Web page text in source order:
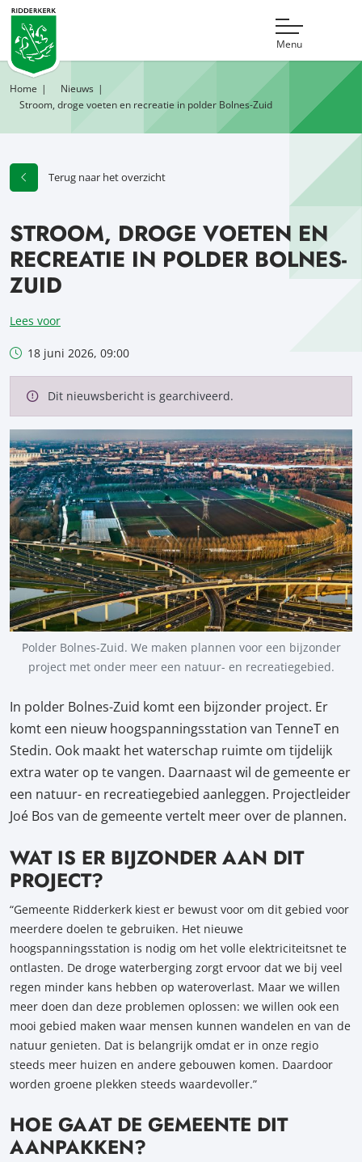
Menu
Home
Nieuws
Stroom, droge voeten en recreatie in polder Bolnes-Zuid
Terug naar het overzicht
STROOM, DROGE VOETEN EN
RECREATIE IN POLDER BOLNES-
ZUID
Lees voor
18 juni 2026, 09:00
Dit nieuwsbericht is gearchiveerd.
Polder Bolnes-Zuid. We maken plannen voor een bijzonder
project met onder meer een natuur- en recreatiegebied.
In polder Bolnes-Zuid komt een bijzonder project. Er
komt een nieuw hoogspanningsstation van TenneT en
Stedin. Ook maakt het waterschap ruimte om tijdelijk
extra water op te vangen. Daarnaast wil de gemeente er
een natuur- en recreatiegebied aanleggen. Projectleider
Joé Bos van de gemeente vertelt meer over de plannen.
WAT IS ER BIJZONDER AAN DIT
PROJECT?
“Gemeente Ridderkerk kiest er bewust voor om dit gebied voor
meerdere doelen te gebruiken. Het nieuwe
hoogspanningsstation is nodig om het volle elektriciteitsnet te
ontlasten. De droge waterberging zorgt ervoor dat we bij veel
regen minder kans hebben op wateroverlast. Maar we willen
meer doen dan deze problemen oplossen: we willen ook een
mooi gebied maken waar mensen kunnen wandelen en van de
natuur genieten. Dat is belangrijk omdat er in onze regio
steeds meer huizen en andere gebouwen komen. Daardoor
worden groene plekken steeds waardevoller.”
HOE GAAT DE GEMEENTE DIT
AANPAKKEN?